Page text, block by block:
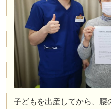
子どもを出産してから、腰